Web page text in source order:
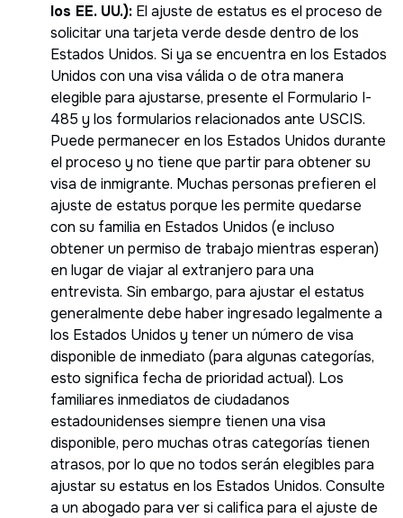
los EE. UU.): El ajuste de estatus es el proceso de
solicitar una tarjeta verde desde dentro de los
Estados Unidos. Si ya se encuentra en los Estados
Unidos con una visa válida o de otra manera
elegible para ajustarse, presente el Formulario I-
485 y los formularios relacionados ante USCIS.
Puede permanecer en los Estados Unidos durante
el proceso y no tiene que partir para obtener su
visa de inmigrante. Muchas personas prefieren el
ajuste de estatus porque les permite quedarse
con su familia en Estados Unidos (e incluso
obtener un permiso de trabajo mientras esperan)
en lugar de viajar al extranjero para una
entrevista. Sin embargo, para ajustar el estatus
generalmente debe haber ingresado legalmente a
los Estados Unidos y tener un número de visa
disponible de inmediato (para algunas categorías,
esto significa fecha de prioridad actual). Los
familiares inmediatos de ciudadanos
estadounidenses siempre tienen una visa
disponible, pero muchas otras categorías tienen
atrasos, por lo que no todos serán elegibles para
ajustar su estatus en los Estados Unidos. Consulte
a un abogado para ver si califica para el ajuste de